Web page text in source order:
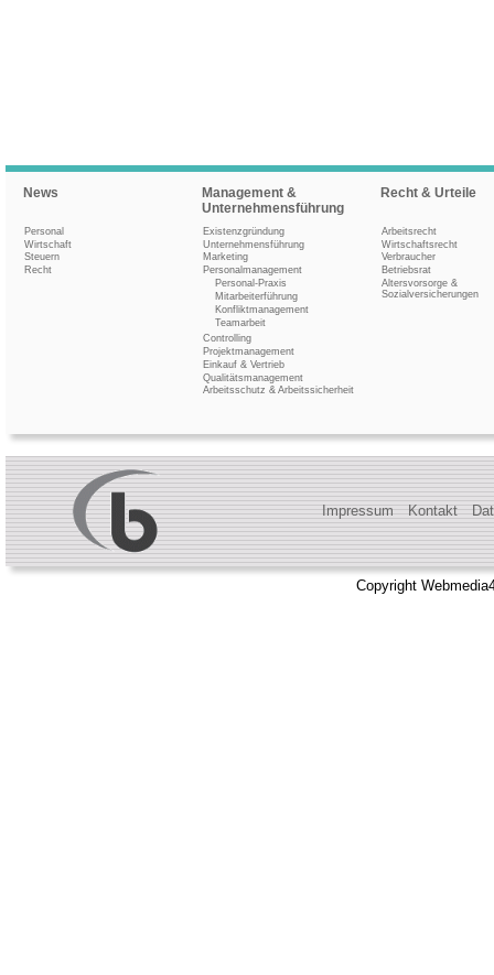
News
Personal
Wirtschaft
Steuern
Recht
Management &
Unternehmensführung
Existenzgründung
Unternehmensführung
Marketing
Personalmanagement
Personal-Praxis
Mitarbeiterführung
Konfliktmanagement
Teamarbeit
Controlling
Projektmanagement
Einkauf & Vertrieb
Qualitätsmanagement
Arbeitsschutz & Arbeitssicherheit
Recht & Urteile
Arbeitsrecht
Wirtschaftsrecht
Verbraucher
Betriebsrat
Altersvorsorge &
Sozialversicherungen
Impressum Kontakt
Copyright